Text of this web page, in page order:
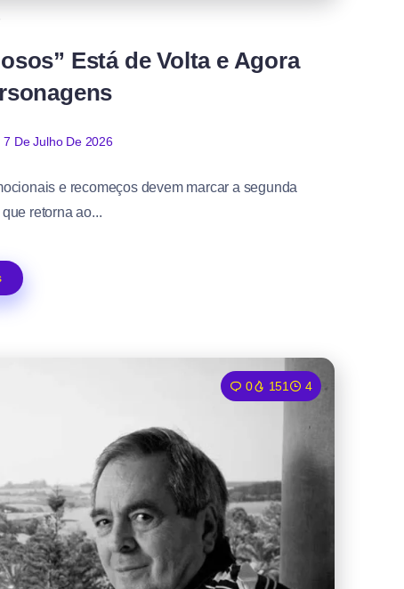
Está de Volta e Agora
7 De Julho De 2026
e recomeços devem marcar a segunda
retorna ao...
0 151 4